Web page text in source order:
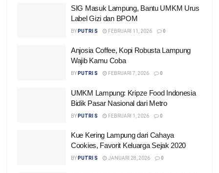
SIG Masuk Lampung, Bantu UMKM Urus
Label Gizi dan BPOM
BY PUTRI S FEBRUARI 11, 2026 0
Anjosia Coffee, Kopi Robusta Lampung
Wajib Kamu Coba
BY PUTRI S FEBRUARI 7, 2026 0
UMKM Lampung: Kripze Food Indonesia
Bidik Pasar Nasional dari Metro
BY PUTRI S FEBRUARI 1, 2026 0
Kue Kering Lampung dari Cahaya
Cookies, Favorit Keluarga Sejak 2020
BY PUTRI S JANUARI 28, 2026 0